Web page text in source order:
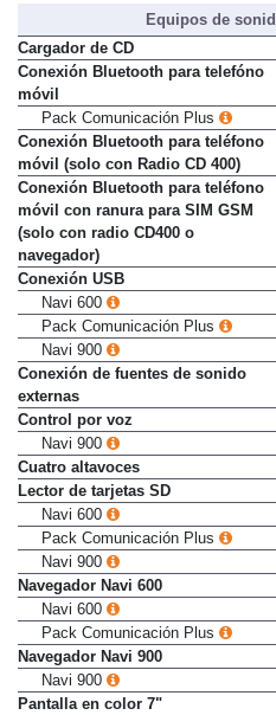
Equipos de
Cargador de CD
Conexión Bluetooth para telefóno
móvil
Pack Comunicación Plus
Conexión Bluetooth para teléfono
móvil (solo con Radio CD 400)
Conexión Bluetooth para teléfono
móvil con ranura para SIM GSM
(solo con radio CD400 o
navegador)
Conexión USB
Navi 600
Pack Comunicación Plus
Navi 900
Conexión de fuentes de sonido
externas
Control por voz
Navi 900
Cuatro altavoces
Lector de tarjetas SD
Navi 600
Pack Comunicación Plus
Navi 900
Navegador Navi 600
Navi 600
Pack Comunicación Plus
Navegador Navi 900
Navi 900
Pantalla en color 7"